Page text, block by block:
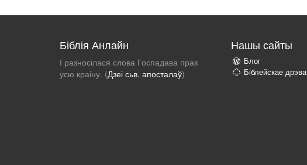
Біблія Анлайн
І разносілася слова Госпадава праз
усю краіну. (Дзеі сьв. апосталаў)
Нашы сайты
Блог
Біблейскае дрэва